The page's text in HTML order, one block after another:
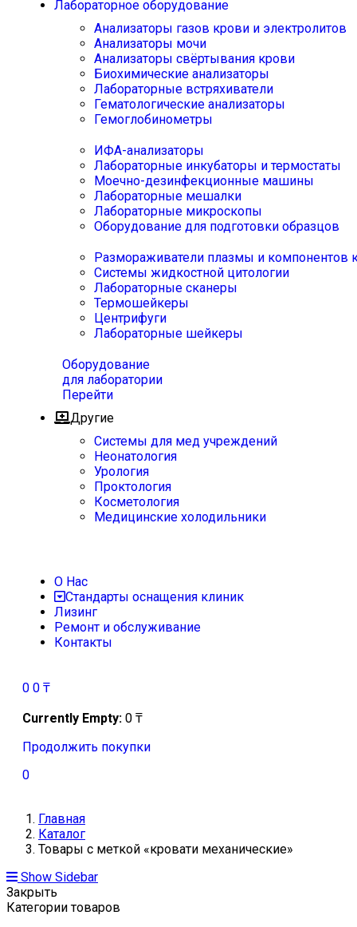
Лабораторное оборудование
Анализаторы газов крови и электролитов
Анализаторы мочи
Анализаторы свёртывания крови
Биохимические анализаторы
Лабораторные встряхиватели
Гематологические анализаторы
Гемоглобинометры
ИФА-анализаторы
Лабораторные инкубаторы и термостаты
Моечно-дезинфекционные машины
Лабораторные мешалки
Лабораторные микроскопы
Оборудование для подготовки образцов
Размораживатели плазмы и компонентов
Системы жидкостной цитологии
Лабораторные сканеры
Термошейкеры
Центрифуги
Лабораторные шейкеры
Оборудование
для лаборатории
Перейти
Другие
Системы для мед учреждений
Неонатология
Урология
Проктология
Косметология
Медицинские холодильники
О Нас
Стандарты оснащения клиник
Лизинг
Ремонт и обслуживание
Контакты
0 0 ₸
Currently Empty: 0 ₸
Продолжить покупки
0
Главная
Каталог
Товары с меткой «кровати механические»
Show Sidebar
Закрыть
Категории товаров